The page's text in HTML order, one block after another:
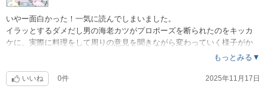
いやー面白かった！一気に読んでしまいました。
イラッとするダメだし男の海老カツがプロポーズを断られたのをキッカ
ケに、実際に料理をして周りの意見を聞きながら変わっていく様子がか
わいくて素敵でした。いやお前そんなに素直に反省できるのなら、もっ
れの環境もあって言ってくれる人がいなかったんだなぁ。こんなに素直
もっとみる▼
いいね 0件 2025年11月17日